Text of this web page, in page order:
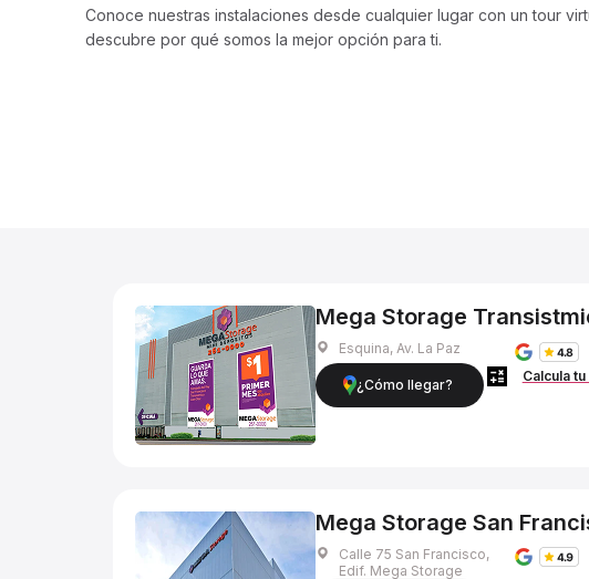
Conoce nuestras instalaciones desde cualquier lugar con un tour
descubre por qué somos la mejor opción para ti.
Mega Storage
Esquina, Av. La Paz
¿Cómo llegar?
Calcula
Mega Storage San
Calle 75 San Francisco,
Edif. Mega Storage